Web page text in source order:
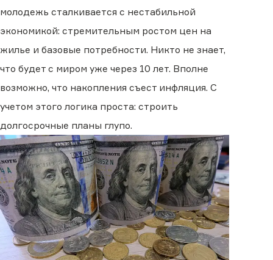
молодежь сталкивается с нестабильной
экономикой: стремительным ростом цен на
жилье и базовые потребности. Никто не знает,
что будет с миром уже через 10 лет. Вполне
возможно, что накопления съест инфляция. С
учетом этого логика проста: строить
долгосрочные планы глупо.